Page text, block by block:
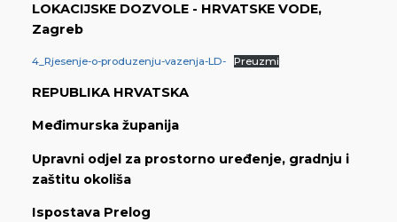
LOKACIJSKE DOZVOLE - HRVATSKE VODE,
Zagreb
4_Rjesenje-o-produzenju-vazenja-LD- Preuzmi
REPUBLIKA HRVATSKA
Međimurska županija
Upravni odjel za prostorno uređenje, gradnju i
zaštitu okoliša
Ispostava Prelog